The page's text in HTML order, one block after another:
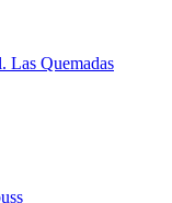
Las Quemadas